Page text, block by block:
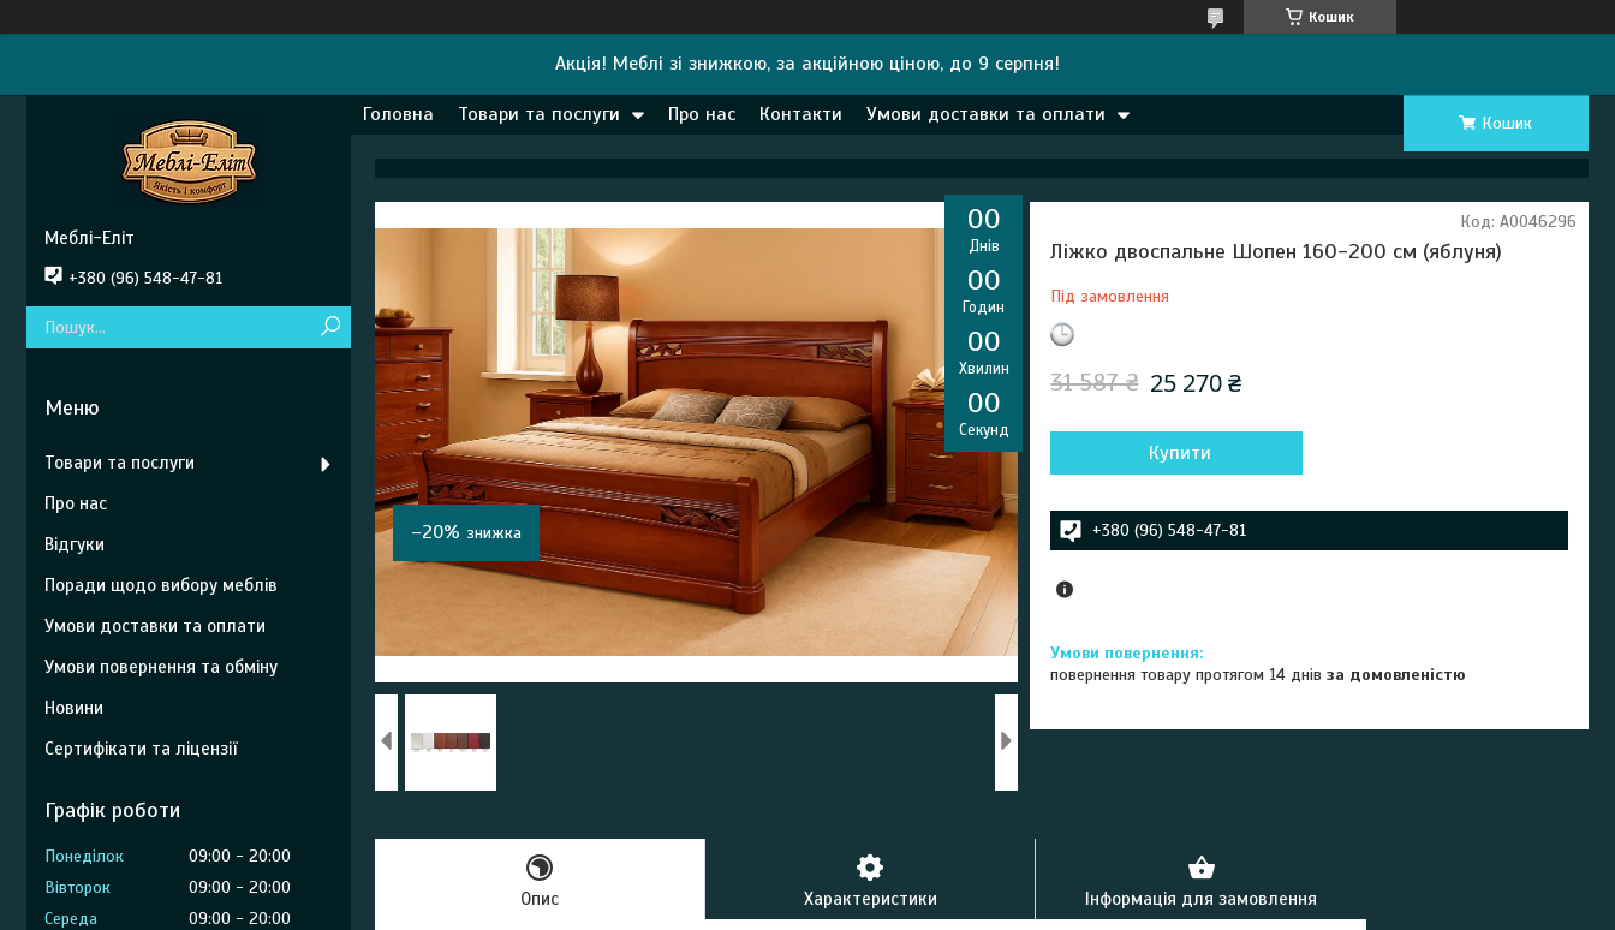
Кошик
Акція! Меблі зі знижкою, за акційною ціною, до 9 серпня!
Головна Товари та послуги Про нас Контакти Умови доставки та оплати Кошик
00
Днів
00
Годин
00
Хвилин
00
Секунд
–20%
Ліжко двоспальне Шопен 160-200 см (яблуня)
Під замовлення
Код: А0046296
31 587 ₴ 25 270 ₴
Купити
+380 (96) 548-47-81
повернення товару протягом 14 днівза домовленістю
Опис Характеристики Інформація для замовлення
Меблі-Еліт
+380 (96) 548-47-81
Товари та послуги
Про нас
Відгуки
Поради щодо вибору меблів
Умови доставки та оплати
Умови повернення та обміну
Новини
Сертифікати та ліцензії
Графік роботи
Понеділок 09:00
20:00
Вівторок
09:00
20:00
Середа
09:00
20:00